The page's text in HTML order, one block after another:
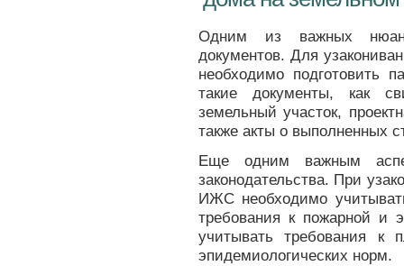
Одним из важных
документов. Для
необходимо подготовить
такие документы, как
земельный участок,
также акты о выполненных
Еще одним важным
законодательства. При
ИЖС необходимо
требования к пожарной и
учитывать требования к
эпидемиологических норм.